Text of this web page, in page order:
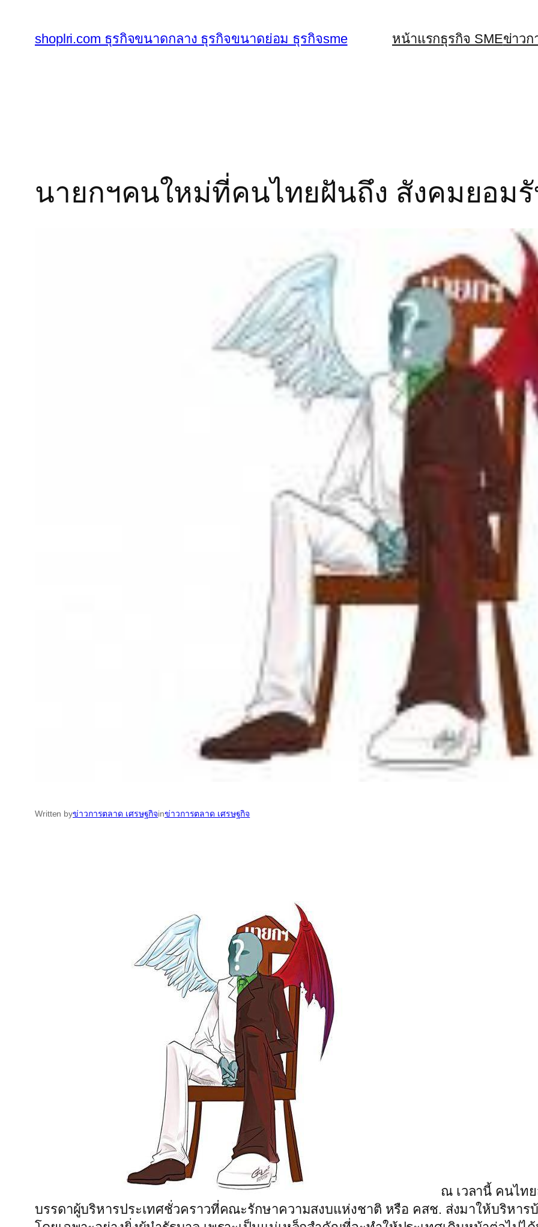
shoplri.com ธุรกิจขนาดกลาง ธุรกิจขนาดย่อม ธุรกิจsme หน้าแรกธุรกิจ SMEข่าวก
นายกฯคนใหม่ที่คนไทยฝันถึง สังคมยอมรั
Written byข่าวการตลาด เศรษฐกิจinข่าวการตลาด เศรษฐกิจ
ณ เวลานี้ คนไทยส่วนใหญ่ต่างออกอาการ “ใจจดใจจ่อ” ว่า บรรดาผู้บริหารประเทศชั่วคราวที่คณะรักษาความสงบแห่งชาติ หรือ คสช. ส่งมาให้บริหารบ้านเมืองในช่วงเวลาสั้น ๆ นั้น จะเป็นใคร? โดยเฉพาะอย่างยิ่งผู้นำรัฐบาล เพราะเป็นแม่เหล็กสำคัญที่จะทำให้ประเทศเดินหน้าต่อไปได้หรือไม่ได้… ดังนั้นการเข้ามาของรัฐบาลชั่วคราวจึงกลายเป็นภาระที่หนักเพราะถูกจำกัดด้วยระยะเวลา หากนานไปความเชื่อมั่นของต่างชาติจะยิ่งหดหาย แต่หากเข้ามาเพียงชั่วคราวแล้วสามารถเริ่มต้นใหม่ทั้งหมดหรือเซตซีโร่ ได้เป็นผลสำเร็จ ก็สามารถเข้าไปอยู่ในใจของคนไทยได้อย่างที่เคยเกิดขึ้นเมื่อปี 2535 อย่างไรก็ดีก็เชื่อว่าคนไทยทั้งประเทศต่างรอคอย…ต่างตั้งความหวังกับบุคคลที่จะเข้ามาเป็นนายกรัฐมนตรีคนใหม่ โดยเฉพาะอย่างยิ่งนายกฯ ตัวจริงเสียงจริง ตามระบอบประชาธิปไตย โอกาสนี้ “ทีมเศรษฐกิจ เดลินิวส์” จึงออกสำรวจความเห็นของคนไทยบางกลุ่มบางคนเพื่อสะท้อนให้เห็นว่า ภาพนายกฯ ในฝันของคนไทยที่ต้องการนั้นเป็นอย่างไร รวมไปถึงข้อเสนอแนะที่คนไทยต้องการให้รัฐบาลคนใหม่เข้ามาแก้ไขปัญหารู้เรื่องเศรษฐกิจ เริ่มจากภาคอุตสาหกรรมขนาดใหญ่อย่างสภาอุตสาหกรรมแห่งประเทศไทยหรือ ส.อ.ท. โดย “สุพันธ์ มงคลสุธี” หัวเรือใหญ่ของ ส.อ.ท. ที่มองว่า นายกรัฐมนตรีคนใหม่นั้น ต้องเป็นผู้ที่มีความเข้าใจในระบบเศรษฐกิจ เพื่อเร่งฟื้นฟูเศรษฐกิจในประเทศที่ขณะนี้ชะลอตัวอย่างมาก จนส่งผลกระทบต่อภาคธุรกิจ โดยเฉพาะภาคเอสเอ็มอี ที่เริ่มทยอยปิดกิจการอย่างต่อเนื่องแล้ว รวมทั้งขอให้มีความเป็นกลางไม่เข้าข้างใครข้างหนึ่ง และเป็นที่ยอมรับของทุกฝ่าย ที่สำคัญต้องเป็นผู้ที่มีความตั้งใจจริงในการแก้ปัญหาของประเทศ ซึ่งการยึดอำนาจครั้งนี้ก็เหมือนการเซตซีโร่ เริ่มต้นใหม่ทั้งหมด อยากให้วิกฤติครั้งนี้เป็นโอกาสที่ทำให้ประเทศไทยเริ่มต้นใหม่ในสิ่งที่ดี ๆ ที่ถูกต้อง อะไรที่บิดเบี้ยวมานานก็ขอให้แก้ไขใหม่ทั้งหมด เมื่อเข้ามาแล้วก็ต้องสร้างความเชื่อมั่นให้กลับคืนมาโดยเร็ว รวมไปถึงการแก้ไขปัญหาคอร์รัปชั่นอย่างจริงจัง เพราะหยั่งรากฝังลึกมานาน และเป็นจุดต้นตอของเหตุการณ์ครั้งนี้สังคมยอมรับได้ เช่นเดียวกับ “อธิป พีชานนท์” นายกสมาคมธุรกิจบ้านจัดสรร ที่เห็นว่า ผู้ที่เข้ามาดำรงตำแหน่งนายกฯ คนใหม่นั้น สิ่งสำคัญคือต้องได้รับการยอมรับจากทุกฝ่าย โดยเฉพาะอย่างยิ่ง ถ้าเป็นนายกฯ ที่เป็นคนกลาง แต่งตั้งเข้ามาเพื่อแก้ปัญหาเฉพาะหน้าครั้งนี้ ก็ต้องการให้รีบทำพันธกิจให้สำเร็จโดยเร็วที่สุด โดยเฉพาะการปฏิรูปให้แล้วเสร็จตามกำหนดเวลา ซึ่งยอมรับว่าคงทำได้ไม่ง่ายนัก ต้องยอมรับว่า นายกฯ คนกลางนั้น คงเข้ามาบริหารประเทศให้เศรษฐกิจเดินหน้าไม่ได้มากนัก เพราะมีเวลาจำกัด และมีเรื่องเร่งด่วนที่ต้องทำก่อน เพื่อเรียกความเชื่อมั่นกลับมา ซึ่งอาจทำให้การเดินหน้าอนุมัติโครงการต่าง ๆ คงทำไม่ได้ แต่หากหมดพันธกิจของนายกฯคนกลางแล้ว เมื่อมีนายกฯ ที่มาจากการเลือกตั้งก็ต้องเร่งเข้ามาบริหารประเทศให้เดินหน้าต่อให้ได้โดยเร็วที่สุด เพราะมีอำนาจบริหารงานเต็มที่ และอยู่นานตามวาระ ที่จะสร้างความเชื่อมั่นในสายตานักลงทุนต่างชาติได้ดีกว่า ในส่วนของธุรกิจอสังหาริมทรัพย์นั้น ไม่ได้ต้องการให้รัฐบาลเข้ามาดูแลอะไรในช่วงนี้ ขอแค่ให้เศรษฐกิจเดินหน้าได้ก็พอแล้ว กล้าเปลี่ยนแปลง ไม่แตกต่างกับ “กอบกาญจน์ วัฒนวรางกูร” ประธานกรรมการบริหาร กลุ่มบริษัทโตชิบาและประธานกรรมการบริหาร สวนอุตสาหกรรมบางกะดี ที่เห็นว่า นายกฯ คนใหม่ต้องเป็นคนที่เป็นกลาง